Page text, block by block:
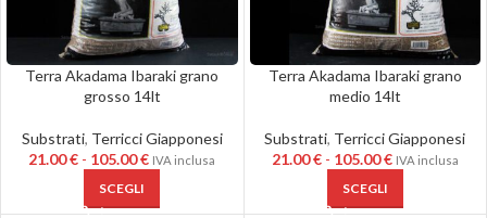
Terra Akadama Ibaraki grano
grosso 14lt
Substrati, Terricci Giapponesi
21.00€ - 105.00€ IVA inclusa
SCEGLI
Terra Akadama Ibaraki grano
medio 14lt
Substrati, Terricci Giapponesi
21.00€ - 105.00€ IVA inclusa
SCEGLI